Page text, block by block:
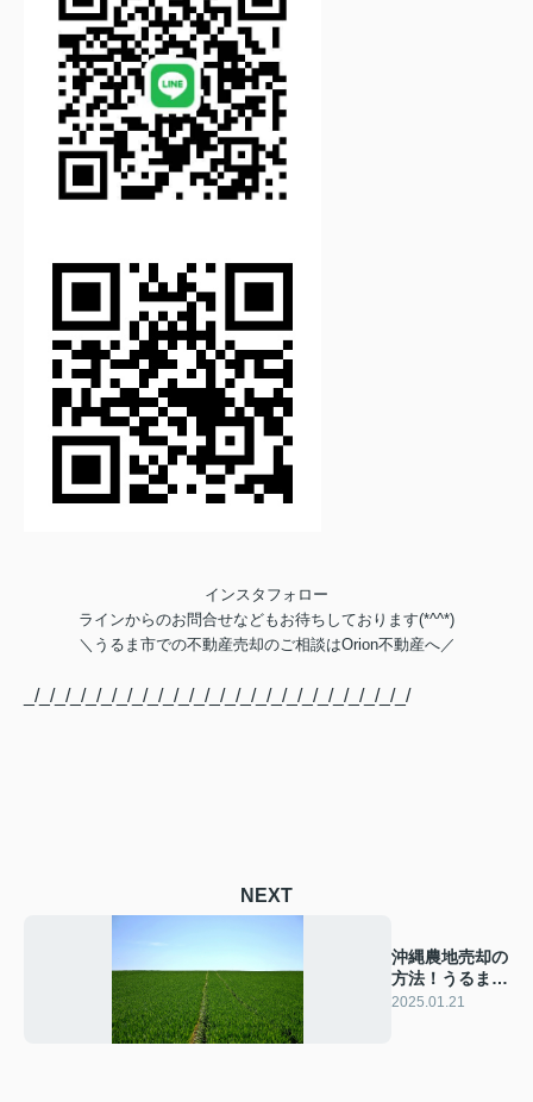
インスタフォロー
ラインからのお問合せなどもお待ちしております(*^^*)
＼ うるま市での不動産売却のご相談はOrion不動産へ／
_/_/_/_/_/_/_/_/_/_/_/_/_/_/_/_/_/_/_/_/_/_/_/_/_/
NEXT
沖縄農地売却の
方法！うるま市
で成功する秘訣
2025.01.21